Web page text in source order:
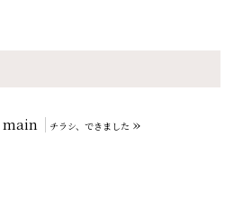
main チラシ、できました »